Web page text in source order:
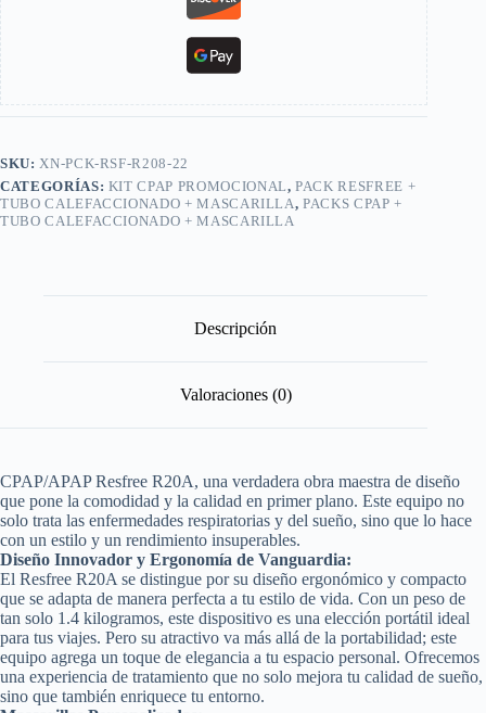
SKU:XN-PCK-RSF-R208-22
CATEGORÍAS: KIT CPAP PROMOCIONAL,PACK RESFREE +
TUBO CALEFACCIONADO + MASCARILLA,PACKS CPAP +
TUBO CALEFACCIONADO + MASCARILLA
Descripción
Valoraciones (0)
CPAP/APAP Resfree R20A, una verdadera obra maestra de diseño
que pone la comodidad y la calidad en primer plano. Este equipo no
solo trata las enfermedades respiratorias y del sueño, sino que lo hace
con un estilo y un rendimiento insuperables.
Diseño Innovador y Ergonomía de Vanguardia:
El Resfree R20A se distingue por su diseño ergonómico y compacto
que se adapta de manera perfecta a tu estilo de vida. Con un peso de
tan solo 1.4 kilogramos, este dispositivo es una elección portátil ideal
para tus viajes. Pero su atractivo va más allá de la portabilidad; este
equipo agrega un toque de elegancia a tu espacio personal. Ofrecemos
una experiencia de tratamiento que no solo mejora tu calidad de sueño,
sino que también enriquece tu entorno.